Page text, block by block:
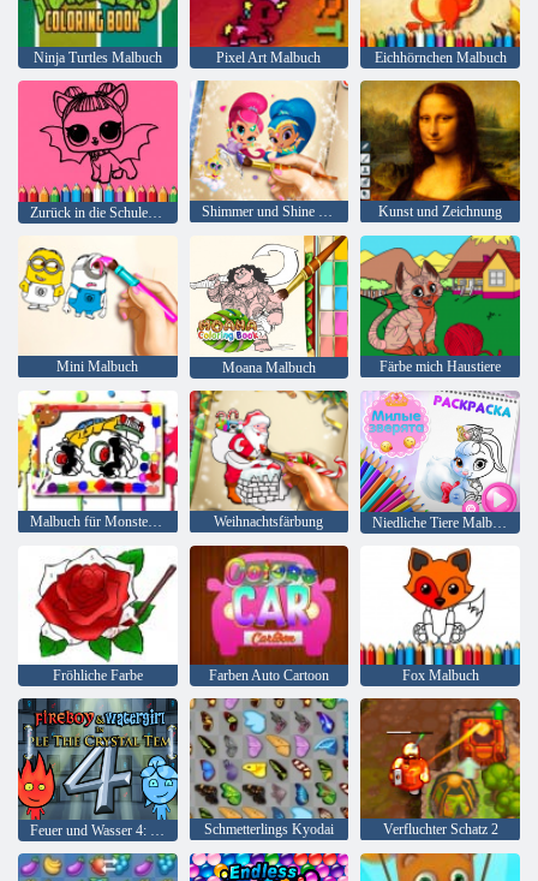
Ninja Turtles Malbuch Pixel Art Malbuch Eichhörnchen Malbuch
Zurück in die Schule: Lol Malbuch Shimmer und Shine Malbuch Kunst und Zeichnung
Mini Malbuch Moana Malbuch Färbe mich Haustiere
Weihnachtsfärbung Niedliche Tiere Malbuch
Fröhliche Farbe Farben Auto Cartoon Fox Malbuch
Feuer und Wasser 4: Kristalltempel Schmetterlings Kyodai Verfluchter Schatz 2